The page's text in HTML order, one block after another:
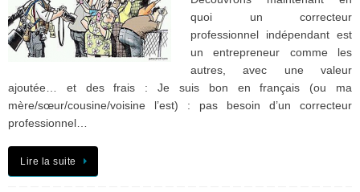
quoi un correcteur
professionnel indépendant est
un entrepreneur comme les
autres, avec une valeur
ajoutée… et des frais : Je suis bon en français (ou ma
mère/sœur/cousine/voisine l’est) : pas besoin d’un correcteur
professionnel…
Lire la suite